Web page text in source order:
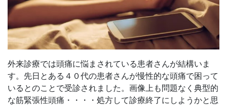
外来診療では頭痛に悩まされている患者さんが結構いま
す。先日とある４０代の患者さんが慢性的な頭痛で困って
いるとのことで受診されました。画像上も問題なく典型的
な筋緊張性頭痛・・・・処方して診療終了にしようかと思